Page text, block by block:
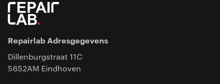
Repairlab Adresgegevens
Dillenburgstraat 11C
5652AM Eindhoven